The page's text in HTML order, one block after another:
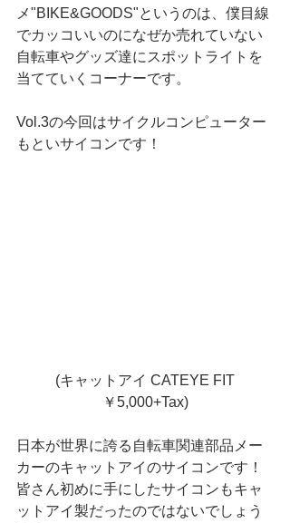
メ"BIKE&GOODS"というのは、僕目線
でカッコいいのになぜか売れていない
自転車やグッズ達にスポットライトを
当てていくコーナーです。
Vol.3の今回はサイクルコンピューター
もといサイコンです！
￥5,000+Tax)
日本が世界に誇る自転車関連部品メー
カーのキャットアイのサイコンです！
皆さん初めに手にしたサイコンもキャ
ットアイ製だったのではないでしょう